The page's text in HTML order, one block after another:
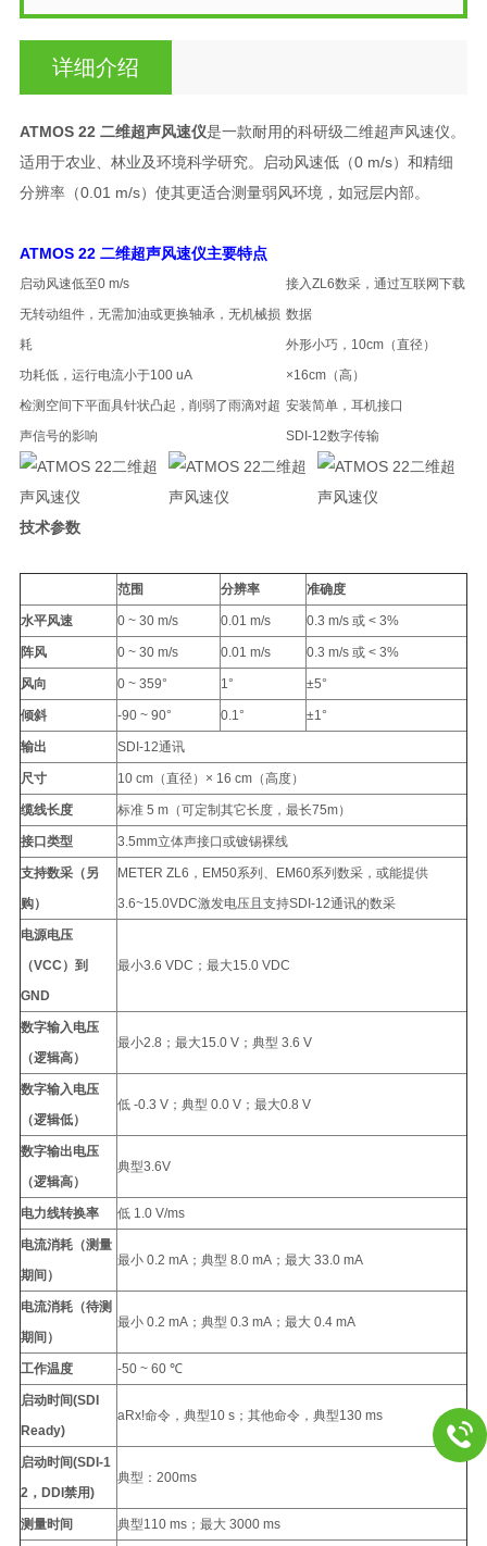
详细介绍
ATMOS 22 二维超声风速仪是一款耐用的科研级二维超声风速仪。
适用于农业、林业及环境科学研究。启动风速低（0 m/s）和精细
分辨率（0.01 m/s）使其更适合测量弱风环境，如冠层内部。
ATMOS 22 二维超声风速仪主要特点
启动风速低至0 m/s
无转动组件，无需加油或更换轴承，无机械损
耗
功耗低，运行电流小于100 uA
检测空间下平面具针状凸起，削弱了雨滴对超
声信号的影响
接入ZL6数采，通过互联网下载
数据
外形小巧，10cm（直径）
×16cm（高）
安装简单，耳机接口
SDI-12数字传输
技术参数
范围 分辨率 准确度
水平风速 0 ~ 30 m/s 0.01 m/s 0.3 m/s 或 < 3%
阵风 0 ~ 30 m/s 0.01 m/s 0.3 m/s 或 < 3%
风向 0 ~ 359° 1 ° ±5°
倾斜 -90 ~ 90° 0.1 ° ±1 °
输出 SDI-12通讯
尺寸 10 cm（直径）× 16 cm（高度）
缆线长度 标准 5 m（可定制其它长度，最长75m）
接口类型 3.5mm立体声接口或镀锡裸线
支持数采（另
购）
METER ZL6，EM50系列、EM60系列数采，或能提供
3.6~15.0VDC激发电压且支持SDI-12通讯的数采
电源电压
（VCC）到
GND
最小3.6 VDC；最大15.0 VDC
数字输入电压
（逻辑高）
最小2.8；最大15.0 V；典型 3.6 V
数字输入电压
（逻辑低）
低 -0.3 V；典型 0.0 V；最大0.8 V
数字输出电压
（逻辑高）
典型3.6V
电力线转换率 低 1.0 V/ms
电流消耗（测量
期间）
最小 0.2 mA；典型 8.0 mA；最大 33.0 mA
电流消耗（待测
期间）
最小 0.2 mA；典型 0.3 mA；最大 0.4 mA
工作温度 -50 ~ 60 ℃
启动时间(SDI
Ready)
aRx!命令，典型10 s；其他命令，典型130 ms
启动时间(SDI-1
2，DDI禁用)
典型：200ms
测量时间 典型110 ms；最大 3000 ms